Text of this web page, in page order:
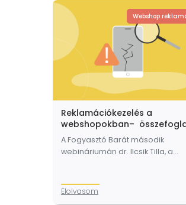
Webshop
Reklamációkezelés a
webshopokban–
Fogyasztó Barát szakmai
webinárjáról
A Fogyasztó Barát második
webináriumán dr. Ilcsik Tilla, a
panaszkezelési és
Elolvasom